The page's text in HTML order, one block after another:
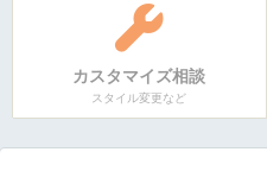
カスタマイズ相談
スタイル変更など